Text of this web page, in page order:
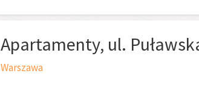
Apartamenty, ul.
Warszawa